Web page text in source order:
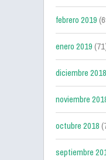
febrero 2019
enero 2019
diciembre 2018
noviembre
octubre 2018
septiembre